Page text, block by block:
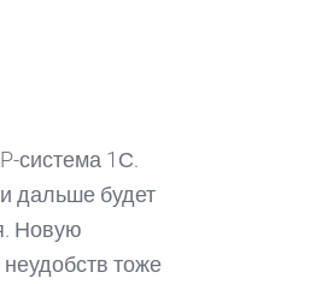
система 1С.
дальше будет
Новую
тоже